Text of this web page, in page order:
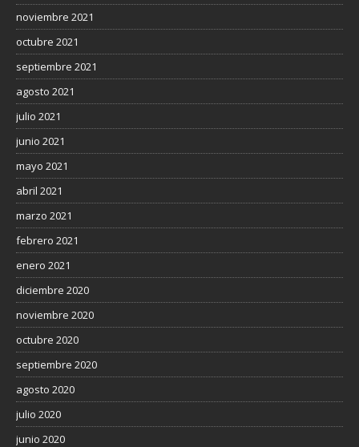
noviembre 2021
octubre 2021
septiembre 2021
agosto 2021
julio 2021
junio 2021
mayo 2021
abril 2021
marzo 2021
febrero 2021
enero 2021
diciembre 2020
noviembre 2020
octubre 2020
septiembre 2020
agosto 2020
julio 2020
junio 2020